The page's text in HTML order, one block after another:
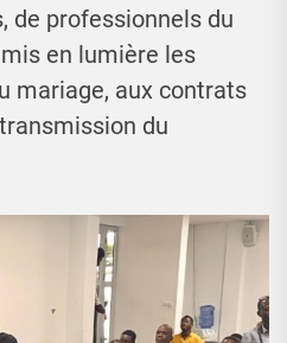
de professionnels du
en lumière les
mariage, aux contrats
du